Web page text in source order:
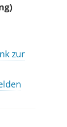
zur